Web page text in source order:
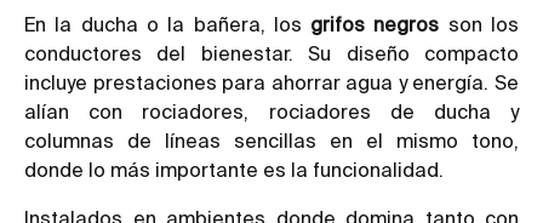
En la ducha o la bañera, los grifos negros son los
conductores del bienestar. Su diseño compacto
incluye prestaciones para ahorrar agua y energía. Se
alían con rociadores, rociadores de ducha y
columnas de líneas sencillas en el mismo tono,
donde lo más importante es la funcionalidad.
Instalados en ambientes donde domina tanto con